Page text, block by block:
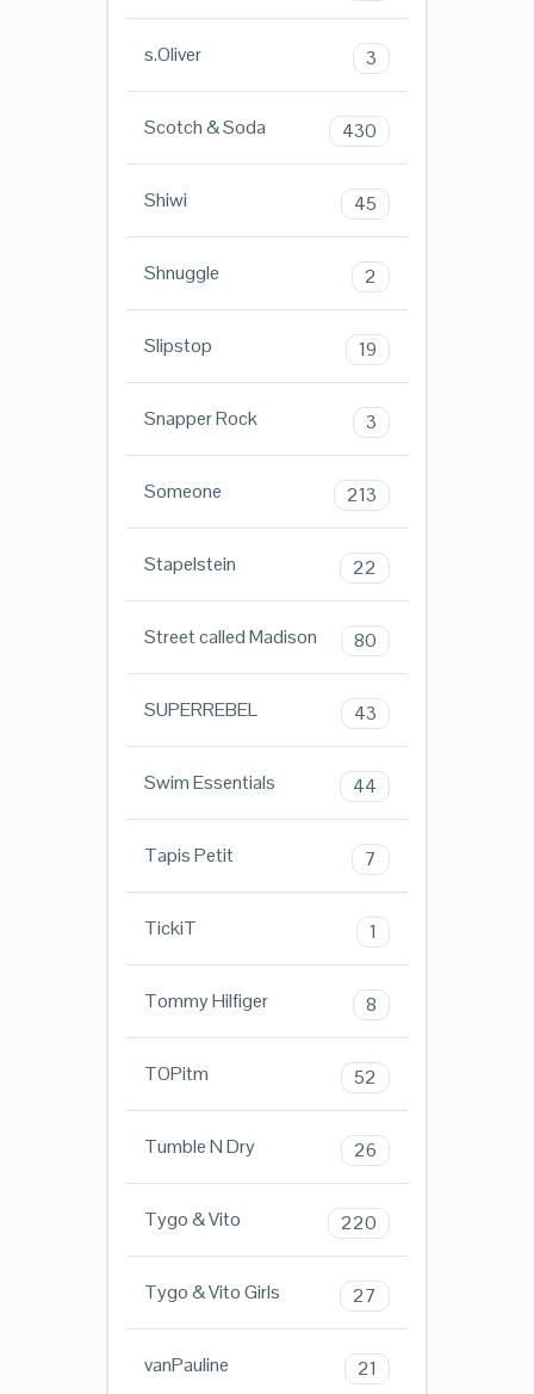
s.Oliver 3
Scotch & Soda 430
Shiwi 45
Shnuggle 2
Slipstop 19
Snapper Rock 3
Someone 213
Stapelstein 22
Street called Madison 80
SUPERREBEL 43
Swim Essentials 44
Tapis Petit 7
TickiT 1
Tommy Hilfiger 8
TOPitm 52
Tumble N Dry 26
Tygo & Vito 220
Tygo & Vito Girls 27
vanPauline 21